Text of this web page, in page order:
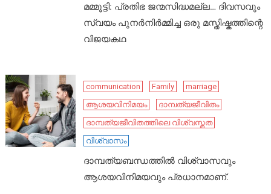
മമ്മൂട്ടി: പ്രതിഭ ജന്മസിദ്ധമല്ല… ദിവസവും
സ്വയം പുനർനിർമ്മിച്ച ഒരു മസ്തിഷ്കത്തിന്റെ
വിജയകഥ
communication Family
marriage
ആശയവിനിമയം
ദാമ്പത്യജീവിതം
ദാമ്പത്യജീവിതത്തിലെ വിശ്വസ്തത
വിശ്വാസം
ദാമ്പത്യബന്ധത്തിൽ വിശ്വാസവും
ആശയവിനിമയവും പ്രധാനമാണ്.